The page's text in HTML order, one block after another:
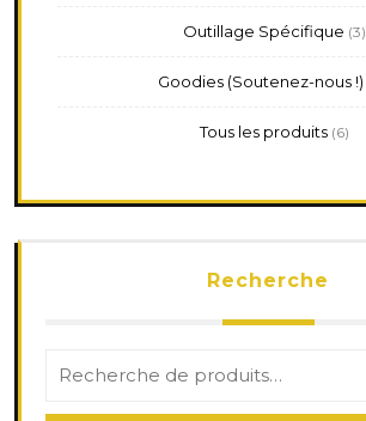
Outillage Spécifique 33
Goodies (Soutenez-nous !)
Tous les produits 66
Recherche